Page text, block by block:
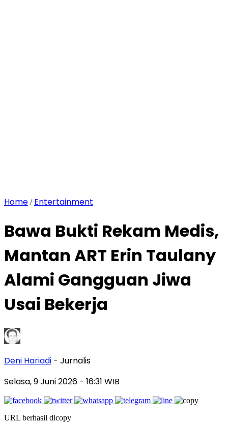
Home / Entertainment
Bawa Bukti Rekam Medis,
Mantan ART Erin Taulany
Alami Gangguan Jiwa
Usai Bekerja
Deni Hariadi - Jurnalis
Selasa, 9 Juni 2026 - 16:31 WIB
URL berhasil dicopy